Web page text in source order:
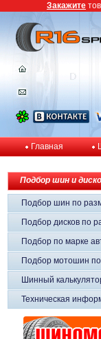
Главная
Подбор шин и
Подбор шин по
Подбор дисков по
Подбор по марке
Подбор мотошин
Шинный
Техническая
Закажите